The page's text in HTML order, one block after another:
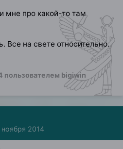
мне про какой-то там
Все на свете относительно.
пользователем bigiwin
ноября 2014